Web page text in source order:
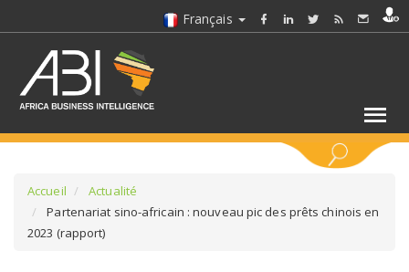
Français
Accueil
Actualité
Partenariat sino-africain : nouveau pic des prêts chinois en
2023 (rapport)